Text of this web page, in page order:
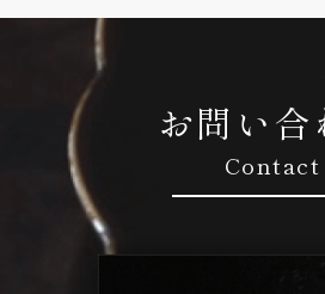
お問い合
Contact